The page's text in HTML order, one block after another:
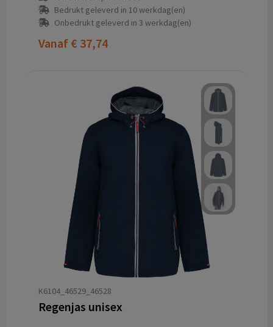
Bedrukt geleverd in 10 werkdag(en)
Onbedrukt geleverd in 3 werkdag(en)
Vanaf € 37,74
K6104_46529_46528
Regenjas unisex